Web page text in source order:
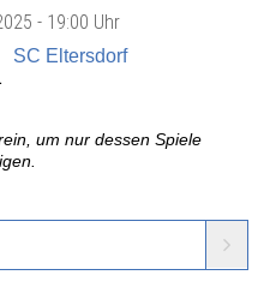
- 19:00 Uhr
SC Eltersdorf
um nur dessen Spiele